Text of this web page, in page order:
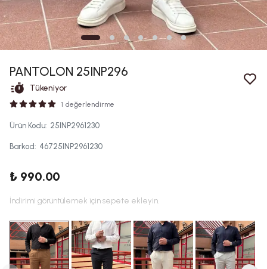
PANTOLON 25INP296
Tükeniyor
1 değerlendirme
Ürün Kodu: 25INP2961230
Barkod: 46725INP2961230
₺ 990.00
İndirimi görüntülemek için sepete ekleyin.